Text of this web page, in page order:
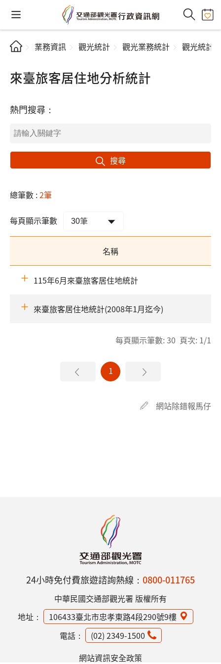
業務資訊 觀光統計 觀光業務統計 觀光統計
來臺旅客居住地分析統計
熱門搜尋：
搜尋
總筆數 :2筆
每頁顯示筆數
名稱
115年6月來臺旅客居住地統計
來臺旅客居住地統計(2008年1月迄今)
每頁顯示筆數: 30 頁次: 1/1
1
網站除錯報馬仔
24小時免付費旅遊諮詢熱線： 0800-011765
中華民國交通部觀光署 版權所有
地址：
106433臺北市忠孝東路4段290號9樓
電話：
(02) 2349-1500
網站資訊安全政策